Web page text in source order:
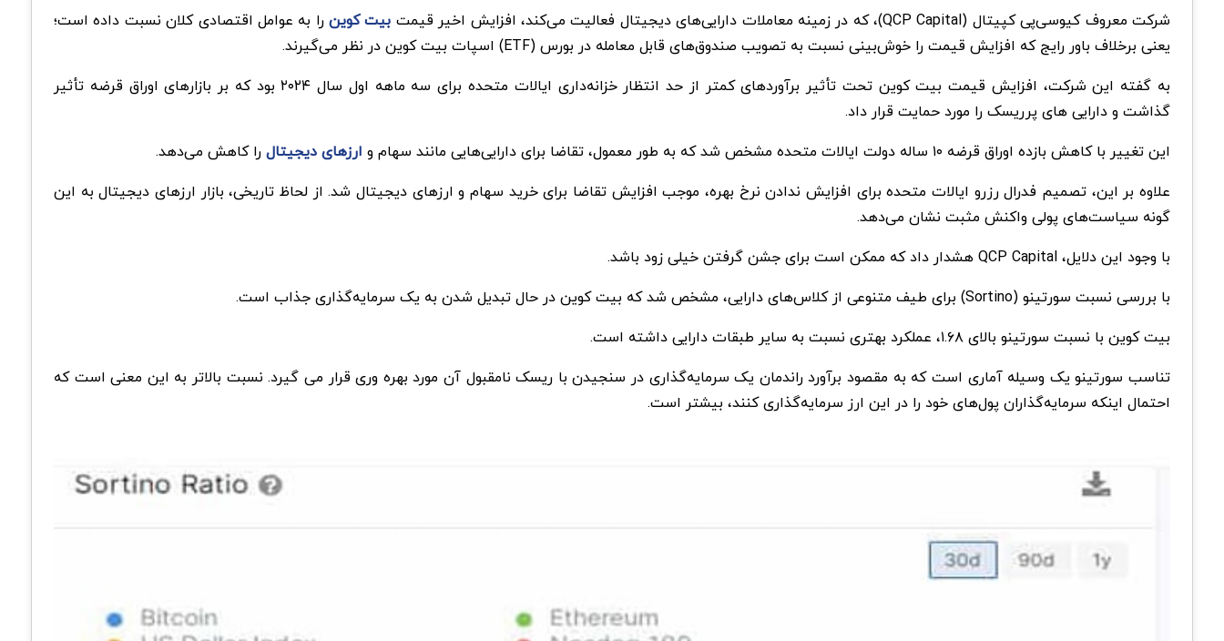
شرکت معروف کیوسی‌پی کپیتال (QCP Capital)، که در زمینه معاملات دارایی‌های دیجیتال فعالیت می‌کند، افزایش اخیر قیمت بیت کوینرا به عوامل اقتصادی کلان نسبت داده است؛
یعنی برخلاف باور رایج که افزایش قیمت را خوش‌بینی نسبت به تصویب صندوق‌های قابل معامله در بورس (ETF) اسپات بیت کوین در نظر می‌گیرند.
به گفته این شرکت، افزایش قیمت بیت کوین تحت تأثیر برآوردهای کمتر از حد انتظار خزانه‌داری ایالات متحده برای سه ماهه اول سال ۲۰۲۴ بود که بر بازارهای اوراق قرضه تأثیر
گذاشت و دارایی های پرریسک را مورد حمایت قرار داد.
این تغییر با کاهش بازده اوراق قرضه ۱۰ ساله دولت ایالات متحده مشخص شد که به طور معمول، تقاضا برای دارایی‌هایی مانند سهام و
ارزهای دیجیتالرا کاهش می‌دهد.
علاوه بر این، تصمیم فدرال رزرو ایالات متحده برای افزایش ندادن نرخ بهره، موجب افزایش تقاضا برای خرید سهام و ارزهای دیجیتال شد. از لحاظ تاریخی، بازار ارزهای دیجیتال به این
گونه سیاست‌های پولی واکنش مثبت نشان می‌دهد.
با وجود این دلایل، QCP Capital هشدار داد که ممکن است برای جشن گرفتن خیلی زود باشد.
با بررسی نسبت‌ سورتینو (Sortino) برای طیف متنوعی از کلاس‌های دارایی، مشخص شد که بیت کوین در حال تبدیل شدن به یک سرمایه‌گذاری جذاب است.
بیت کوین با نسبت سورتینو بالای ۱.۶۸، عملکرد بهتری نسبت به سایر طبقات دارایی داشته است.
تناسب سورتینو یک وسیله آماری است که به مقصود برآورد راندمان یک سرمایه‌گذاری در سنجیدن با ریسک نامقبول آن مورد بهره وری قرار می گیرد. نسبت بالاتر به این معنی است که
احتمال اینکه سرمایه‌گذاران پول‌های خود را در این ارز سرمایه‌گذاری کنند، بیشتر است.